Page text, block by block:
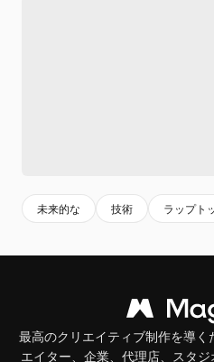
未来的な 技術 ラップト
最高のクリエイティブ制作を導
エイター、企業、代理店、スタ